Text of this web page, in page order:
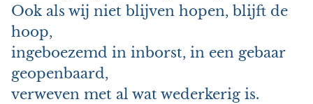
Ook als wij niet blijven hopen, blijft de
hoop,
ingeboezemd in inborst, in een gebaar
geopenbaard,
verweven met al wat wederkerig is.